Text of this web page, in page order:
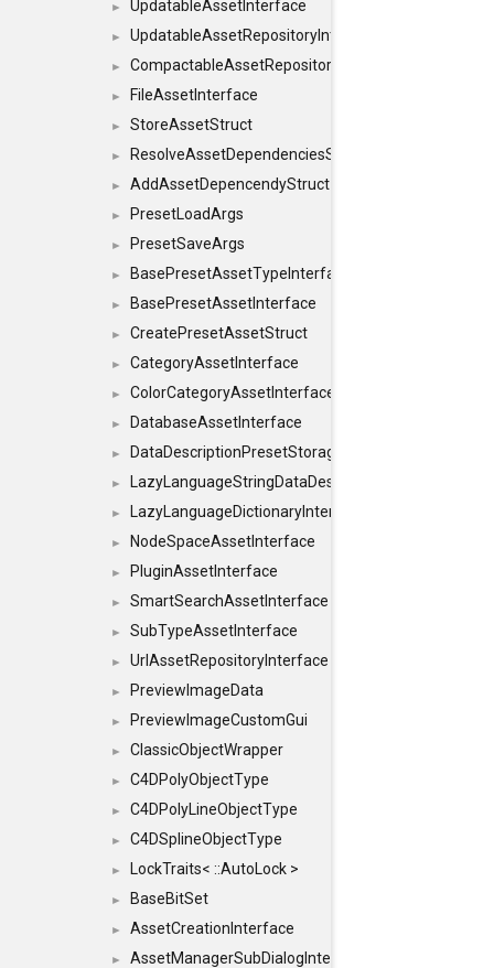
► UpdatableAssetInterface
► UpdatableAssetRepositoryInterface
► CompactableAssetRepositoryInterface
► FileAssetInterface
► StoreAssetStruct
► ResolveAssetDependenciesStruct
► AddAssetDepencendyStruct
► PresetLoadArgs
► PresetSaveArgs
► BasePresetAssetTypeInterface
► BasePresetAssetInterface
► CreatePresetAssetStruct
► CategoryAssetInterface
► ColorCategoryAssetInterface
► DatabaseAssetInterface
► DataDescriptionPresetStorageInterface
►
► LazyLanguageDictionaryInterface
► NodeSpaceAssetInterface
► PluginAssetInterface
► SmartSearchAssetInterface
► SubTypeAssetInterface
► UrlAssetRepositoryInterface
► PreviewImageData
► PreviewImageCustomGui
► ClassicObjectWrapper
► C4DPolyObjectType
► C4DPolyLineObjectType
► C4DSplineObjectType
► LockTraits< ::AutoLock >
► BaseBitSet
► AssetCreationInterface
► AssetManagerSubDialogInterface